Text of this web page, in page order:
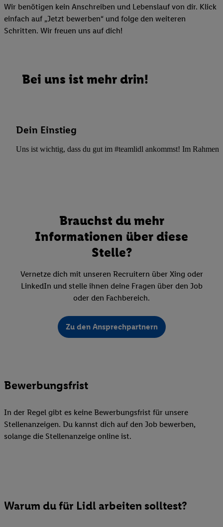
Wir benötigen kein Anschreiben und Lebenslauf von dir. Klick
einfach auf „Jetzt bewerben“ und folge den weiteren
Schritten. Wir freuen uns auf dich!
Bei uns ist mehr drin!
Dein Einstieg
Uns ist wichtig, dass du gut im #teamlidl ankommst! Im Rahmen
Brauchst du mehr
Informationen über diese
Stelle?
Vernetze dich mit unseren Recruitern über Xing oder
LinkedIn und stelle ihnen deine Fragen über den Job
oder den Fachbereich.
Zu den Ansprechpartnern
Bewerbungsfrist
In der Regel gibt es keine Bewerbungsfrist für unsere
Stellenanzeigen. Du kannst dich auf den Job bewerben,
solange die Stellenanzeige online ist.
Warum du für Lidl arbeiten solltest?